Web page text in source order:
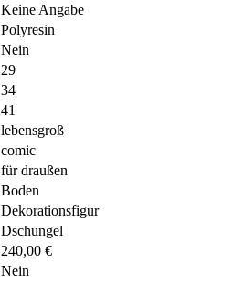
Keine Angabe
Polyresin
Nein
29
34
41
lebensgroß
comic
für draußen
Boden
Dekorationsfigur
Dschungel
240,00 €
Nein